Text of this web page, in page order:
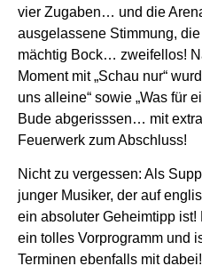
vier Zugaben… und die
ausgelassene Stimmung,
mächtig Bock… zweifellos!
Moment mit „Schau nur“
uns alleine“ sowie „Was für
Bude abgerisssen… mit
Feuerwerk zum Abschluss!
Nicht zu vergessen: Als
junger Musiker, der auf
ein absoluter Geheimtipp
ein tolles Vorprogramm und
Terminen ebenfalls mit dabei!